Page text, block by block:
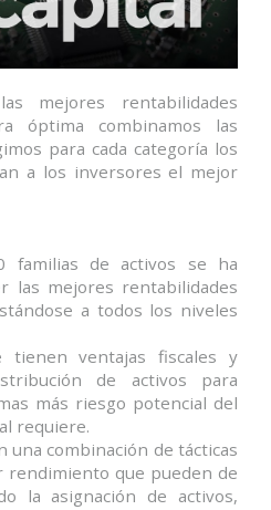
mejores rentabilidades
óptima combinamos las
para cada categoría los
a los inversores el mejor
familias de activos se ha
las mejores rentabilidades
a todos los niveles
tienen ventajas fiscales y
de activos para
más riesgo potencial del
requiere.
una combinación de tácticas
rendimiento que pueden de
la asignación de activos,